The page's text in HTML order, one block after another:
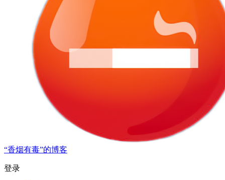
“香烟有毒”的博客
登录